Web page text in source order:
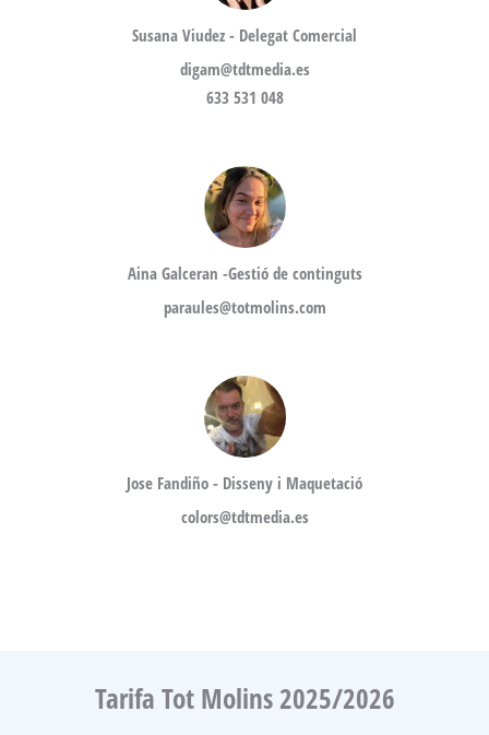
Susana Viudez - Delegat Comercial
digam@tdtmedia.es
633 531 048
Aina Galceran -Gestió de continguts
paraules@totmolins.com
Jose Fandiño - Disseny i Maquetació
colors@tdtmedia.es
Tarifa Tot Molins 2025/2026